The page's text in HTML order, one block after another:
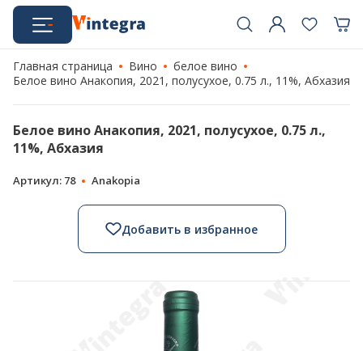
Главная страница Вино
белое вино
Белое вино Анакопия, 2021, полусухое, 0.75 л., 11%, Абхазия
Белое вино Анакопия, 2021, полусухое, 0.75 л.,
11%, Абхазия
Артикул: 78 Anakopia
Добавить в избранное